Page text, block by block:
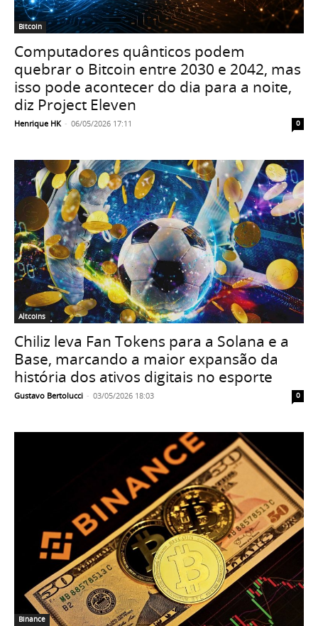
Bitcoin
Computadores quânticos podem
quebrar o Bitcoin entre 2030 e 2042, mas
isso pode acontecer do dia para a noite,
diz Project Eleven
Henrique HK - 06/05/2026 17:11 0
Altcoins
Chiliz leva Fan Tokens para a Solana e a
Base, marcando a maior expansão da
história dos ativos digitais no esporte
Gustavo Bertolucci - 03/05/2026 18:03 0
Binance